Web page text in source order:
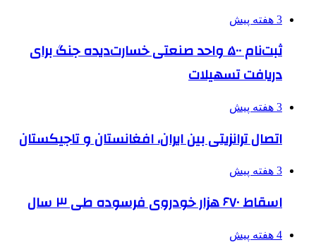
3 هفته پیش
ثبت‌نام ۵۰۰ واحد صنعتی خسارت‌دیده جنگ برای
دریافت تسهیلات
3 هفته پیش
اتصال ترانزیتی بین ایران، افغانستان و تاجیکستان
3 هفته پیش
اسقاط ۶۷۰ هزار خودروی فرسوده طی ۳ سال
4 هفته پیش